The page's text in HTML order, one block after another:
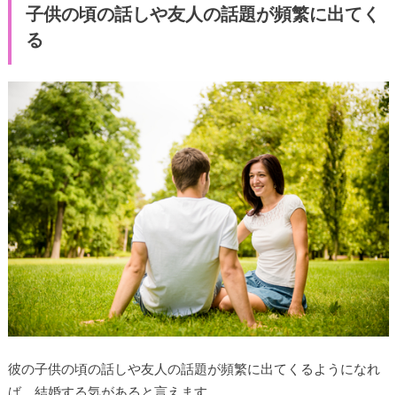
子供の頃の話しや友人の話題が頻繁に出てく
る
彼の子供の頃の話しや友人の話題が頻繁に出てくるようになれ
ば、結婚する気があると言えます。